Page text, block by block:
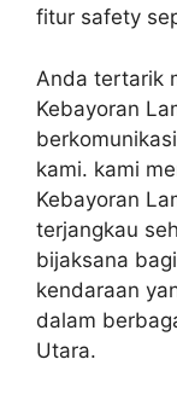
fitur safety
Anda tertarik
Kebayoran
kami. kami
Kebayoran
terjangkau
bijaksana
kendaraan
dalam
Utara.